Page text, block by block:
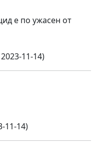
е по ужасен от
11-14)
11-14)